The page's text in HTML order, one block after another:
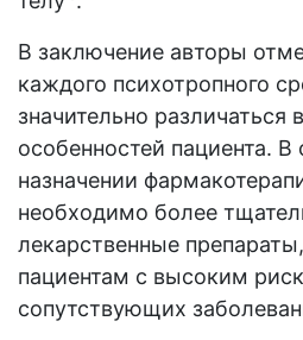
В заключение авторы
каждого психотропного
значительно различаться
особенностей пациента. В
назначении
необходимо более
лекарственные
пациентам с высоким
сопутствующих